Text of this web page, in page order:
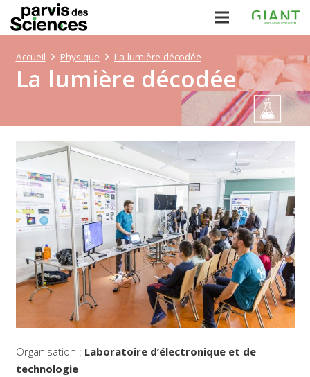
La lumière décodée
Accueil Physique La lumière décodée
Organisation : Laboratoire d’électronique et de
technologie